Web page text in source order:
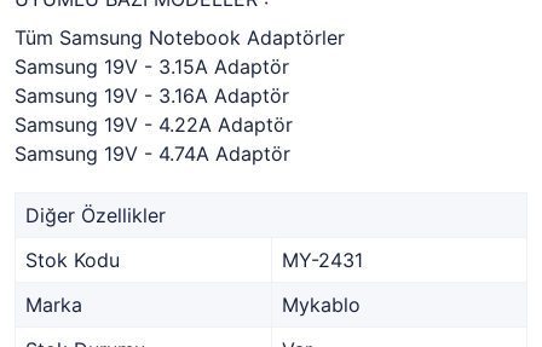
Tüm Samsung Notebook Adaptörler
Samsung 19V - 3.15A Adaptör
Samsung 19V - 3.16A Adaptör
Samsung 19V - 4.22A Adaptör
Samsung 19V - 4.74A Adaptör
Diğer Özellikler
Stok Kodu
MY-2431
Marka
Mykablo